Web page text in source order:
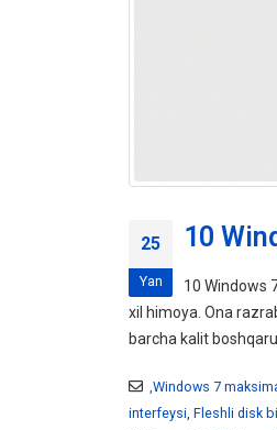
25
Yan
10
10 Windows
xil himoya. Ona
barcha kalit
,Windows 7
interfeysi, Fleshli disk